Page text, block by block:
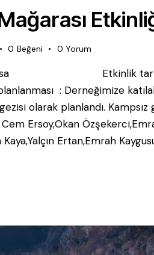
0 Beğeni 0 Yorum
Bursa Etkinlik
: Derneğimize
olarak planlandı.
Cem Ersoy,Okan
Ertan,Emrah